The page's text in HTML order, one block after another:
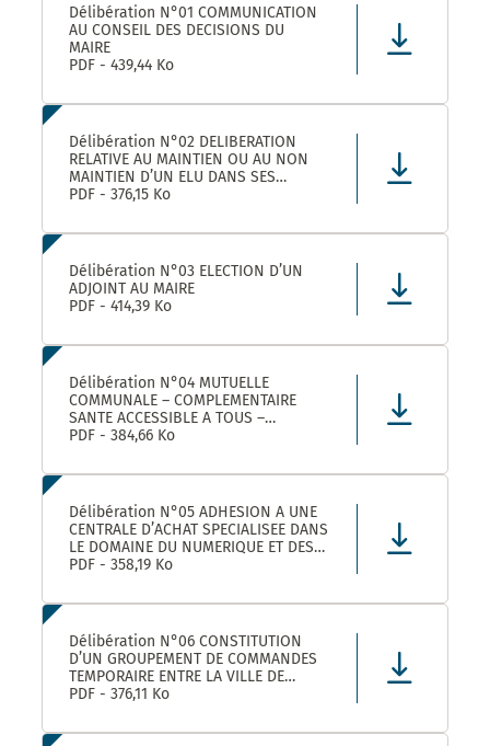
Délibération N°01 COMMUNICATION
AU CONSEIL DES DECISIONS DU
MAIRE
PDF - 439,44 Ko
Délibération N°02 DELIBERATION
RELATIVE AU MAINTIEN OU AU NON
MAINTIEN D’UN ELU DANS SES
FONCTIONS D’ADJOINT AU MAIRE
PDF - 376,15 Ko
Délibération N°03 ELECTION D’UN
ADJOINT AU MAIRE
PDF - 414,39 Ko
Délibération N°04 MUTUELLE
COMMUNALE – COMPLEMENTAIRE
SANTE ACCESSIBLE A TOUS –
CONVENTION DE PARTENARIAT AVEC
APPROBATION ET AUTORISATION DE
PDF - 384,66 Ko
Délibération N°05 ADHESION A UNE
CENTRALE D’ACHAT SPECIALISEE DANS
LE DOMAINE DU NUMERIQUE ET DES
TELECOMS DENOMMEE « CANUT »
PDF - 358,19 Ko
Délibération N°06 CONSTITUTION
D’UN GROUPEMENT DE COMMANDES
TEMPORAIRE ENTRE LA VILLE DE
MONTPELLIER, LA COMMUNE DE
AUTRES ACHETEURS PUBLICS POUR
PDF - 376,11 Ko